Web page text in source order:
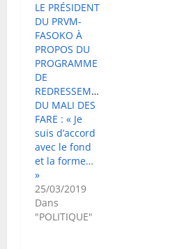
LE PRÉSIDENT
DU PRVM-
FASOKO À
PROPOS DU
PROGRAMME
DE
REDRESSEMENT
DU MALI DES
FARE : « Je
suis d’accord
avec le fond
et la forme…
»
25/03/2019
Dans
"POLITIQUE"